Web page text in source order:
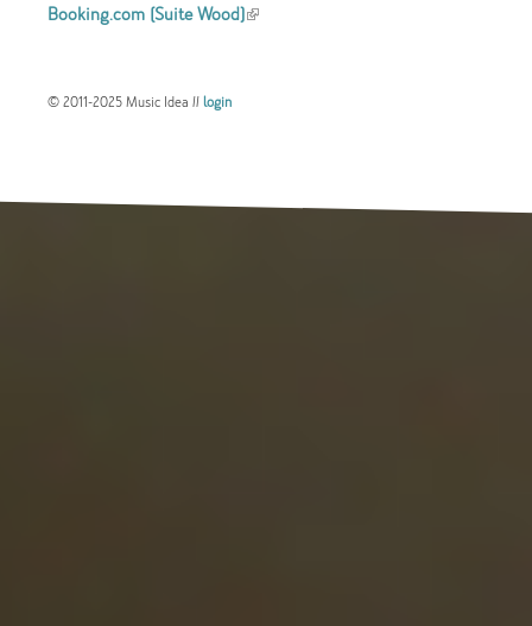
Booking.com (Suite Wood)(link is external)
© 2011-2025 Music Idea //login